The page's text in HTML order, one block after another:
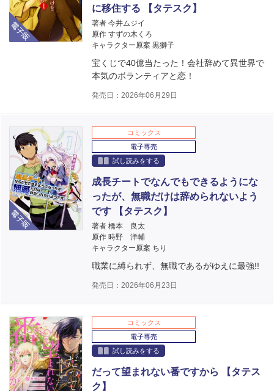
電子版
に移住する 【タテスク】
著者 今井ムジイ
原作 すずの木くろ
キャラクター原案 黒獅子
宝くじで40億当たった！会社辞めて異世界で
本気のボランティアと恋！
発売日：2026年06月29日
電子版
コミックス
電子専売
試し読みをする
成長チートでなんでもできるようにな
ったが、無職だけは辞められないよう
です 【タテスク】
著者 橋本 良太
原作 時野 洋輔
キャラクター原案 ちり
職業に縛られず、無職であるがゆえに最強!!
発売日：2026年06月23日
コミックス
電子専売
試し読みをする
だって望まれない番ですから 【タテス
ク】